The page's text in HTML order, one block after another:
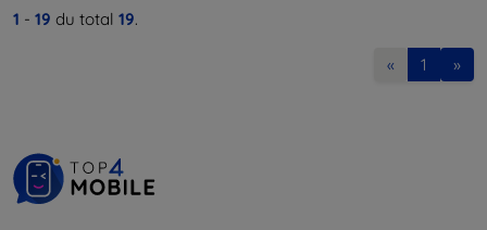
1 - 19 du total 19.
« 1 »